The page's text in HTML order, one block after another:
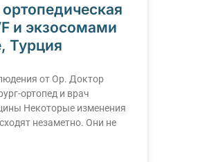
и экзосомами
Турция
от Op. Доктоp
ортопед и врач
Некоторые изменения
незаметно. Они не